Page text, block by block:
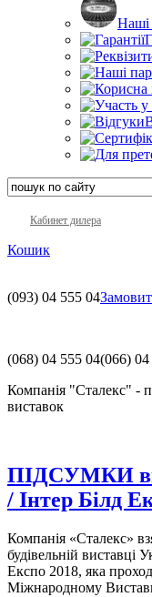
Наші
Кабинет дилера
Кошик
(093) 04 555 04
(068) 04 555 04(066) 04
Компанія "Сталекс" -
виставок
ПІДСУМКИ
/ Інтер Білд
Компанія «Сталекс»
будівельній виставці
Експо 2018, яка
Міжнародному